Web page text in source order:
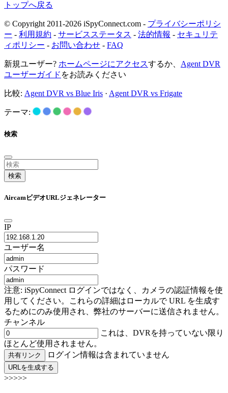
トップへ戻る
© Copyright 2011-2026 iSpyConnect.com - プライバシーポリシ
ー - 利用規約 - サービスステータス - 法的情報 - セキュリテ
ィポリシー - お問い合わせ - FAQ
新規ユーザー? ホームページにアクセスするか、 Agent DVR
ユーザーガイド をお読みください
比較: Agent DVR vs Blue Iris · Agent DVR vs Frigate
テーマ:
検索
検索
AircamビデオURLジェネレーター
IP
ユーザー名
パスワード
注意: iSpyConnect ログインではなく、カメラの認証情報を使
用してください。これらの詳細はローカルで URL を生成す
るためにのみ使用され、弊社のサーバーに送信されません。
チャンネル
これは、DVRを持っていない限り
ほとんど使用されません。
共有リンク ログイン情報は含まれていません
URLを生成する
>>>>>